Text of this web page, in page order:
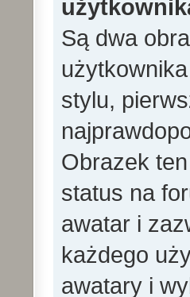
Są dwa
stylu,
Obrazek
status na
awatar i
każdego
awatary i